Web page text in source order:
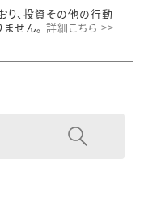
り、投資その他の行動
せん。 詳細こちら >>